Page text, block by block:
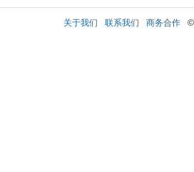
关于我们 联系我们 商务合作